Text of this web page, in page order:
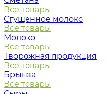
Все товары
Сгущенное молоко
Все товары
Молоко
Все товары
Творожная продукция
Все товары
Брынза
Все товары